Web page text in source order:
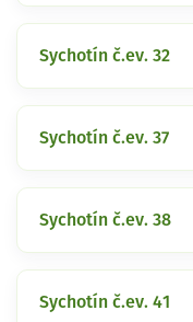
Sychotín č.ev. 32
Sychotín č.ev. 37
Sychotín č.ev. 38
Sychotín č.ev. 41